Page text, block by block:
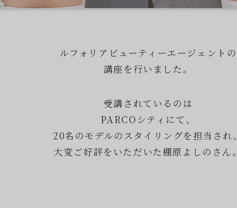
ルフォリアビューティーエージェントの
講座を行いました。
受講されているのは
PARCOシティにて、
20名のモデルのスタイリングを担当され、
大変ご好評をいただいた棚原よしのさん。